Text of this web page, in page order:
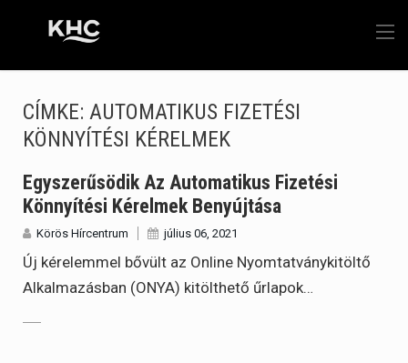
CÍMKE: AUTOMATIKUS FIZETÉSI
KÖNNYÍTÉSI KÉRELMEK
Egyszerűsödik Az Automatikus Fizetési
Könnyítési Kérelmek Benyújtása
Körös Hírcentrum július 06, 2021
Új kérelemmel bővült az Online Nyomtatványkitöltő
Alkalmazásban (ONYA) kitölthető űrlapok…